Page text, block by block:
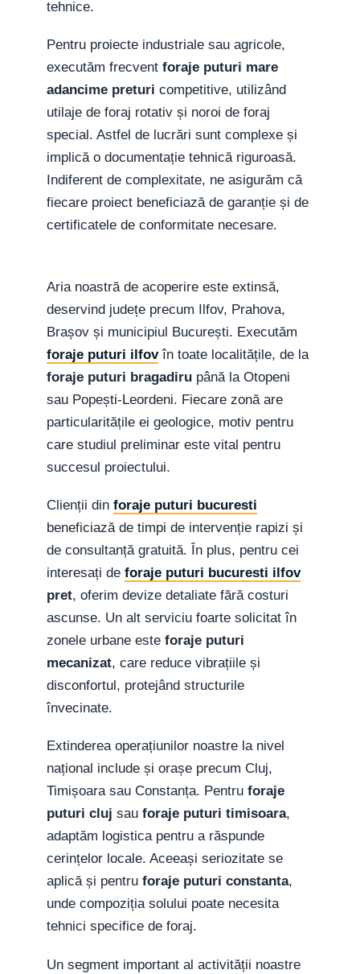
tehnice.
Pentru proiecte industriale sau agricole,
executăm frecvent foraje puturi mare
adancime preturi competitive, utilizând
utilaje de foraj rotativ și noroi de foraj
special. Astfel de lucrări sunt complexe și
implică o documentație tehnică riguroasă.
Indiferent de complexitate, ne asigurăm că
fiecare proiect beneficiază de garanție și de
certificatele de conformitate necesare.
Aria noastră de acoperire este extinsă,
deservind județe precum Ilfov, Prahova,
Brașov și municipiul București. Executăm
foraje puturi ilfovîn toate localitățile, de la
foraje puturi bragadiru până la Otopeni
sau Popești-Leordeni. Fiecare zonă are
particularitățile ei geologice, motiv pentru
care studiul preliminar este vital pentru
succesul proiectului.
Clienții din foraje puturi bucuresti
beneficiază de timpi de intervenție rapizi și
de consultanță gratuită. În plus, pentru cei
interesați de foraje puturi bucuresti ilfov
pret, oferim devize detaliate fără costuri
ascunse. Un alt serviciu foarte solicitat în
zonele urbane este foraje puturi
mecanizat, care reduce vibrațiile și
disconfortul, protejând structurile
învecinate.
Extinderea operațiunilor noastre la nivel
național include și orașe precum Cluj,
Timișoara sau Constanța. Pentru foraje
puturi cluj sau foraje puturi timisoara,
adaptăm logistica pentru a răspunde
cerințelor locale. Aceeași seriozitate se
aplică și pentru foraje puturi constanta,
unde compoziția solului poate necesita
tehnici specifice de foraj.
Un segment important al activității noastre